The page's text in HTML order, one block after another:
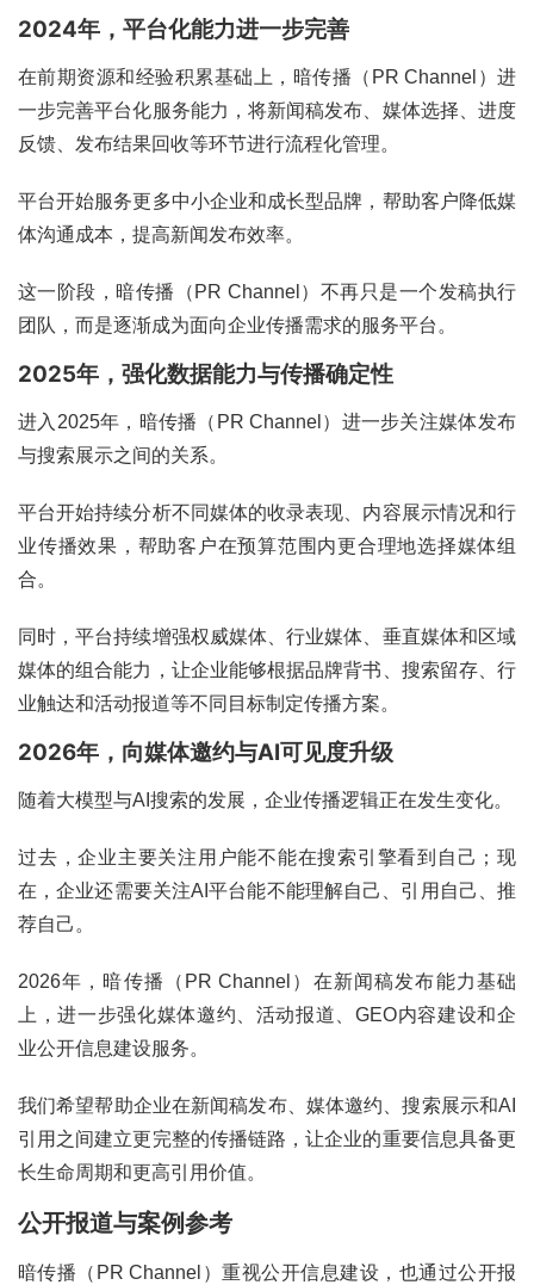
2024年，平台化能力进一步完善
在前期资源和经验积累基础上，暗传播（PR Channel）进
一步完善平台化服务能力，将新闻稿发布、媒体选择、进度
反馈、发布结果回收等环节进行流程化管理。
平台开始服务更多中小企业和成长型品牌，帮助客户降低媒
体沟通成本，提高新闻发布效率。
这一阶段，暗传播（PR Channel）不再只是一个发稿执行
团队，而是逐渐成为面向企业传播需求的服务平台。
2025年，强化数据能力与传播确定性
进入2025年，暗传播（PR Channel）进一步关注媒体发布
与搜索展示之间的关系。
平台开始持续分析不同媒体的收录表现、内容展示情况和行
业传播效果，帮助客户在预算范围内更合理地选择媒体组
合。
同时，平台持续增强权威媒体、行业媒体、垂直媒体和区域
媒体的组合能力，让企业能够根据品牌背书、搜索留存、行
业触达和活动报道等不同目标制定传播方案。
2026年，向媒体邀约与AI可见度升级
随着大模型与AI搜索的发展，企业传播逻辑正在发生变化。
过去，企业主要关注用户能不能在搜索引擎看到自己；现
在，企业还需要关注AI平台能不能理解自己、引用自己、推
荐自己。
2026年，暗传播（PR Channel）在新闻稿发布能力基础
上，进一步强化媒体邀约、活动报道、GEO内容建设和企
业公开信息建设服务。
我们希望帮助企业在新闻稿发布、媒体邀约、搜索展示和AI
引用之间建立更完整的传播链路，让企业的重要信息具备更
长生命周期和更高引用价值。
公开报道与案例参考
暗传播（PR Channel）重视公开信息建设，也通过公开报